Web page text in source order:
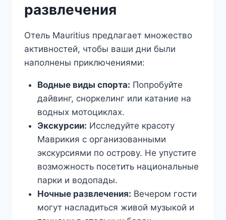
развлечения
Отель Mauritius предлагает множество
активностей, чтобы ваши дни были
наполнены приключениями:
Водные виды спорта: Попробуйте
дайвинг, сноркелинг или катание на
водных мотоциклах.
Экскурсии: Исследуйте красоту
Маврикия с организованными
экскурсиями по острову. Не упустите
возможность посетить национальные
парки и водопады.
Ночные развлечения: Вечером гости
могут насладиться живой музыкой и